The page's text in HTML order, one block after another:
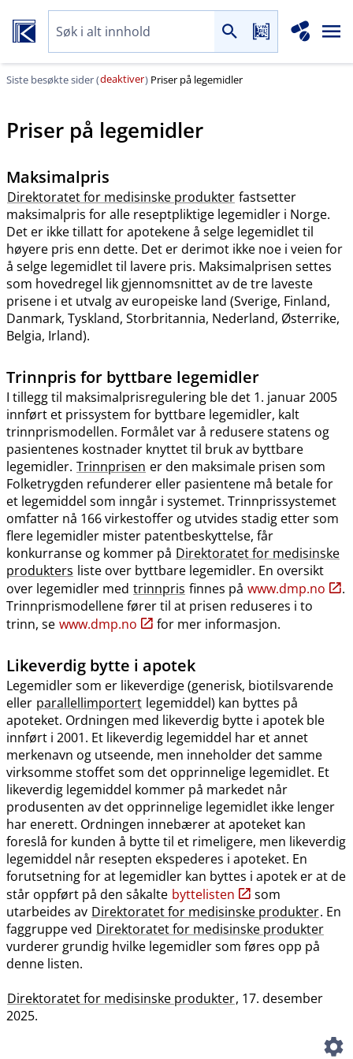
Siste besøkte sider (deaktiver) Priser på legemidler
Priser på legemidler
Maksimalpris
Direktoratet for medisinske produkter fastsetter
maksimalpris for alle reseptpliktige legemidler i Norge.
Det er ikke tillatt for apotekene å selge legemidlet til
høyere pris enn dette. Det er derimot ikke noe i veien for
å selge legemidlet til lavere pris. Maksimalprisen settes
som hovedregel lik gjennomsnittet av de tre laveste
prisene i et utvalg av europeiske land (Sverige, Finland,
Danmark, Tyskland, Storbritannia, Nederland, Østerrike,
Belgia, Irland).
Trinnpris for byttbare legemidler
I tillegg til maksimalprisregulering ble det 1. januar 2005
innført et prissystem for byttbare legemidler, kalt
trinnprismodellen. Formålet var å redusere statens og
pasientenes kostnader knyttet til bruk av byttbare
legemidler. Trinnprisen er den maksimale prisen som
Folketrygden refunderer eller pasientene må betale for
et legemiddel som inngår i systemet. Trinnprissystemet
omfatter nå 166 virkestoffer og utvides stadig etter som
flere legemidler mister patentbeskyttelse, får
konkurranse og kommer på Direktoratet for medisinske
produkters liste over byttbare legemidler. En oversikt
over legemidler med trinnpris finnes på www.dmp.no
.
Trinnprismodellene fører til at prisen reduseres i to
trinn, se www.dmp.no for mer informasjon.
Likeverdig bytte i apotek
Legemidler som er likeverdige (generisk, biotilsvarende
eller parallellimportert legemiddel) kan byttes på
apoteket. Ordningen med likeverdig bytte i apotek ble
innført i 2001. Et likeverdig legemiddel har et annet
merkenavn og utseende, men inneholder det samme
virksomme stoffet som det opprinnelige legemidlet. Et
likeverdig legemiddel kommer på markedet når
produsenten av det opprinnelige legemidlet ikke lenger
har enerett. Ordningen innebærer at apoteket kan
foreslå for kunden å bytte til et rimeligere, men likeverdig
legemiddel når resepten ekspederes i apoteket. En
forutsetning for at legemidler kan byttes i apotek er at de
står oppført på den såkalte byttelisten
som
utarbeides av Direktoratet for medisinske produkter. En
faggruppe ved Direktoratet for medisinske produkter
vurderer grundig hvilke legemidler som føres opp på
denne listen.
Direktoratet for medisinske produkter, 17. desember
2025.